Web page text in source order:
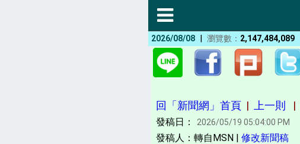
2026/08/08 | 瀏覽數： 2,147,484,089
回「新聞網」首頁 | 上一則 |
發稿日： 2026/05/19 05:04:00 PM
發稿人：轉自MSN | 修改新聞稿